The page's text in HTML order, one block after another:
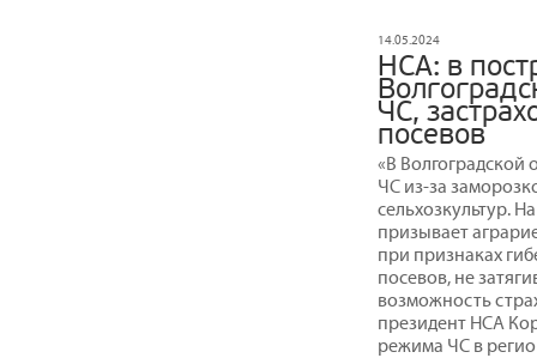
14.05.2024
НСА: в
ЧС,
посевов
«В Волгоградской
ЧС из-за
сельхозкультур.
призывает
при признаках
посевов, не
возможность
президент НСА
режима ЧС в